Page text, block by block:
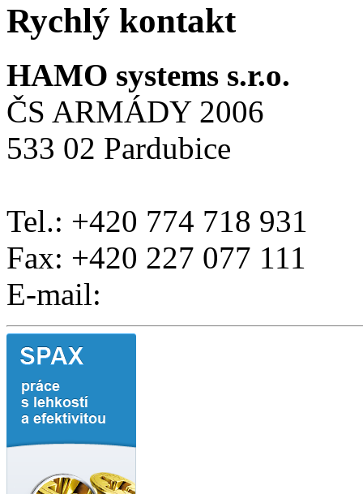
Rychlý kontakt
HAMO systems s.r.o.
ČS ARMÁDY 2006
533 02 Pardubice
Tel.: +420 774 718 931
Fax: +420 227 077 111
E-mail: